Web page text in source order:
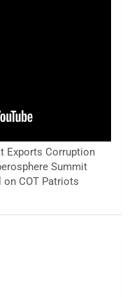
Exports Corruption
Summit
COT Patriots